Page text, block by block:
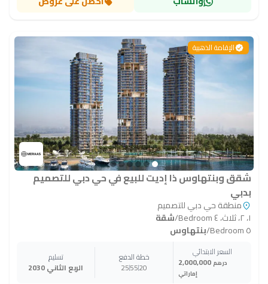
الإقامة الذهبية
شقق وبنتهاوس ذا إديت للبيع في حي دبي للتصميم
بدبي
منطقة حي دبي للتصميم
١، ٢، ثلاث، ٤ Bedroom
/شقة
٥ Bedroom
/بنتهاوس
السعر الابتدائي
2,000,000 درهم
إماراتي
خطة الدفع
20
55
25
تسليم
الربع الثاني 2030